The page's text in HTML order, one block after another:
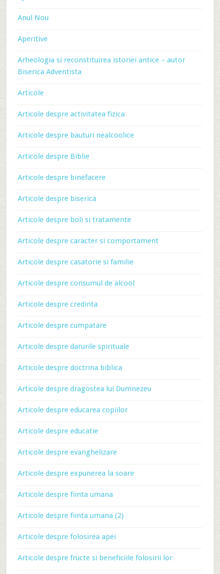
Anul Nou
Aperitive
Arheologia si reconstituirea istoriei antice – autor
Biserica Adventista
Articole
Articole despre activitatea fizica
Articole despre bauturi nealcoolice
Articole despre Biblie
Articole despre binefacere
Articole despre biserica
Articole despre boli si tratamente
Articole despre caracter si comportament
Articole despre casatorie si familie
Articole despre consumul de alcool
Articole despre credinta
Articole despre cumpatare
Articole despre darurile spirituale
Articole despre doctrina biblica
Articole despre dragostea lui Dumnezeu
Articole despre educarea copiilor
Articole despre educatie
Articole despre evanghelizare
Articole despre expunerea la soare
Articole despre fiinta umana
Articole despre fiinta umana (2)
Articole despre folosirea apei
Articole despre fructe si beneficiile folosirii lor